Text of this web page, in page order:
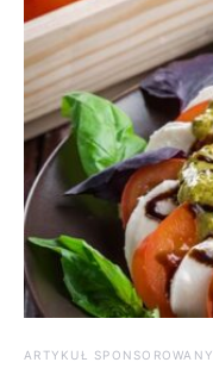
ARTYKUŁ SPONSOROWANY